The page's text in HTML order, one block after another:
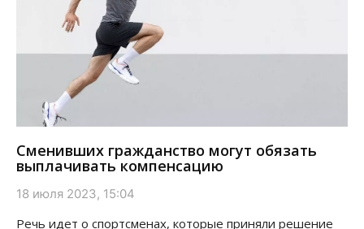
Сменивших гражданство могут обязать
выплачивать компенсацию
18 июля 2023, 15:04
Речь идет о спортсменах, которые приняли решение